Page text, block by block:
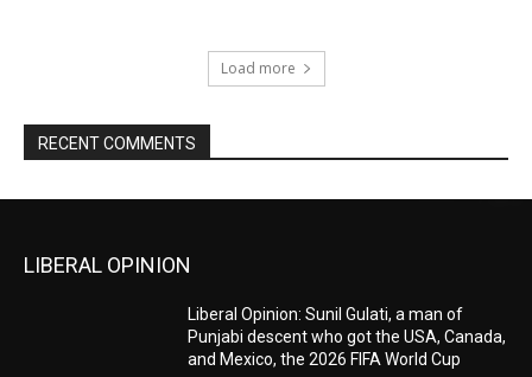
Load more
RECENT COMMENTS
LIBERAL OPINION
Liberal Opinion: Sunil Gulati, a man of
Punjabi descent who got the USA, Canada,
and Mexico, the 2026 FIFA World Cup